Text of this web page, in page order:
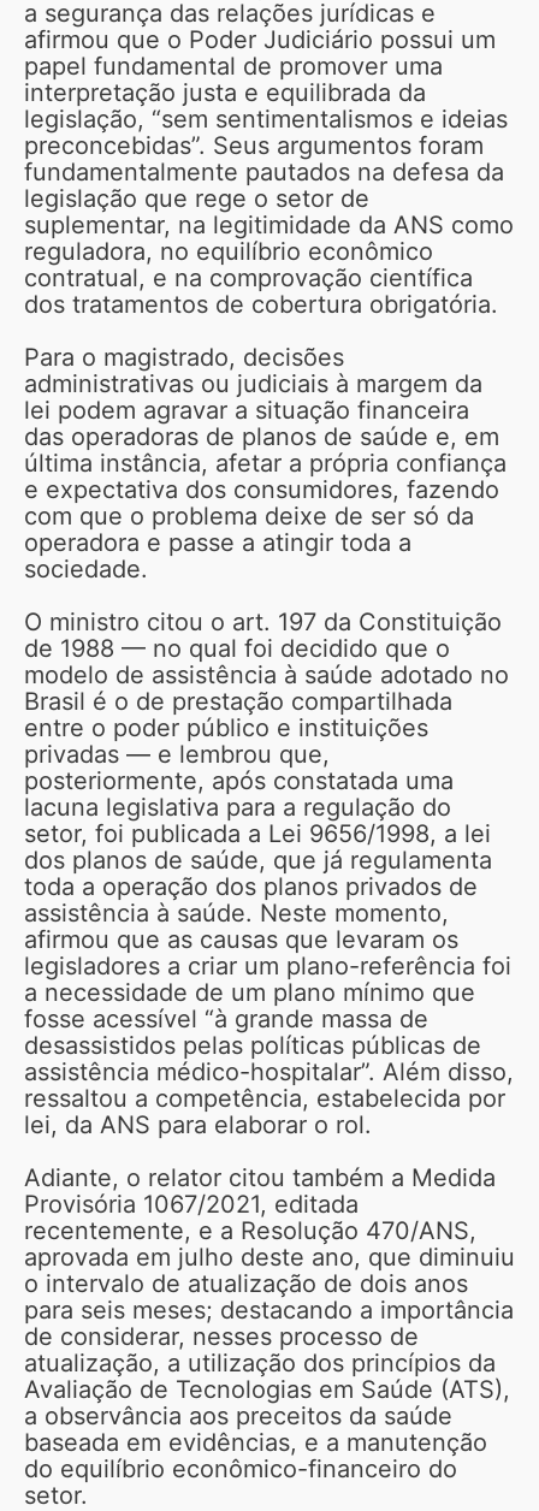
a segurança das relações jurídicas e
afirmou que o Poder Judiciário possui um
papel fundamental de promover uma
interpretação justa e equilibrada da
legislação, “sem sentimentalismos e ideias
preconcebidas”. Seus argumentos foram
fundamentalmente pautados na defesa da
legislação que rege o setor de
suplementar, na legitimidade da ANS como
reguladora, no equilíbrio econômico
contratual, e na comprovação científica
dos tratamentos de cobertura obrigatória.
Para o magistrado, decisões
administrativas ou judiciais à margem da
lei podem agravar a situação financeira
das operadoras de planos de saúde e, em
última instância, afetar a própria confiança
e expectativa dos consumidores, fazendo
com que o problema deixe de ser só da
operadora e passe a atingir toda a
sociedade.
O ministro citou o art. 197 da Constituição
de 1988 — no qual foi decidido que o
modelo de assistência à saúde adotado no
Brasil é o de prestação compartilhada
entre o poder público e instituições
privadas — e lembrou que,
posteriormente, após constatada uma
lacuna legislativa para a regulação do
setor, foi publicada a Lei 9656/1998, a lei
dos planos de saúde, que já regulamenta
toda a operação dos planos privados de
assistência à saúde. Neste momento,
afirmou que as causas que levaram os
legisladores a criar um plano-referência foi
a necessidade de um plano mínimo que
fosse acessível “à grande massa de
desassistidos pelas políticas públicas de
assistência médico-hospitalar”. Além disso,
ressaltou a competência, estabelecida por
lei, da ANS para elaborar o rol.
Adiante, o relator citou também a Medida
Provisória 1067/2021, editada
recentemente, e a Resolução 470/ANS,
aprovada em julho deste ano, que diminuiu
o intervalo de atualização de dois anos
para seis meses; destacando a importância
de considerar, nesses processo de
atualização, a utilização dos princípios da
Avaliação de Tecnologias em Saúde (ATS),
a observância aos preceitos da saúde
baseada em evidências, e a manutenção
do equilíbrio econômico-financeiro do
setor.